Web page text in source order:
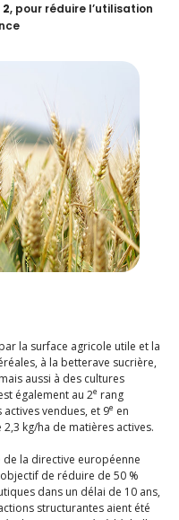
, pour réduire l’utilisation
la surface agricole utile et la
à la betterave sucrière,
aussi à des cultures
également au 2e rang
vendues, et 9e en
kg/ha de matières actives.
de la directive européenne
de réduire de 50 %
dans un délai de 10 ans,
structurantes aient été